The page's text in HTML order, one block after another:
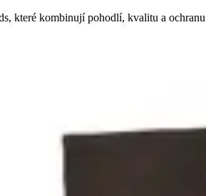
které kombinují pohodlí, kvalitu a